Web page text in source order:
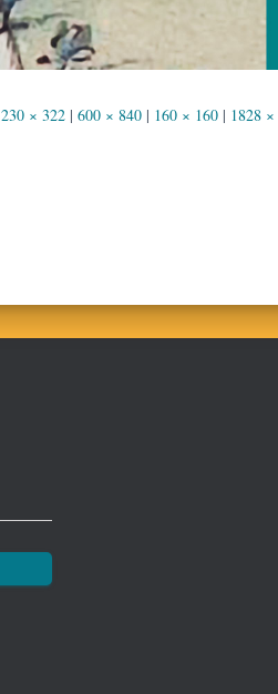
230 × 322 | 600 × 840 | 160 × 160 | 1828